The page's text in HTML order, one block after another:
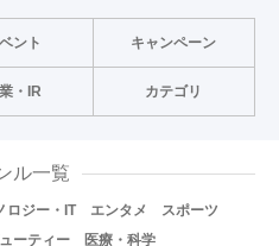
ント キャンペーン
・IR カテゴリ
ル一覧
ロジー・IT エンタメ
スポーツ
ーティー 医療・科学